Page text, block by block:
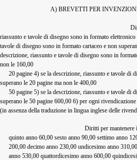
A) BREVETTI PER
riassunto e tavole di disegno sono in formato
tavole di disegno sono in formato cartaceo e non
descrizione, riassunto e tavole di disegno sono in
non le 160,00
20 pagine 4) se la descrizione, riassunto e tavole di
superano le 20 pagine ma non le 400,00
50 pagine 5) se la descrizione, riassunto e tavole di
superano le 50 pagine 600,00 6) per ogni
(in assenza della traduzione in lingua inglese delle
Diritti per mantenere
quinto anno 60,00 sesto anno 90,00 settimo anno
200,00 decimo anno 230,00 undicesimo anno
anno 530,00 quattordicesimo anno 600,00